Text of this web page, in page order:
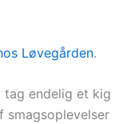
Løvegården.
tag endelig et kig
smagsoplevelser